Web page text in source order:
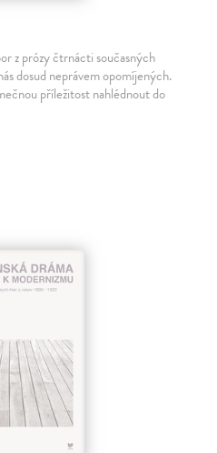
z prózy čtrnácti současných
dosud neprávem opomíjených.
příležitost nahlédnout do